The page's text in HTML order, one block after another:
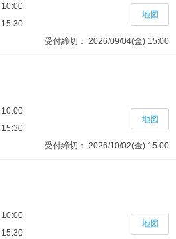
10:00
15:30
受付締切： 2026/09/04(金) 15:00
地図
10:00
15:30
受付締切： 2026/10/02(金) 15:00
地図
10:00
15:30
地図